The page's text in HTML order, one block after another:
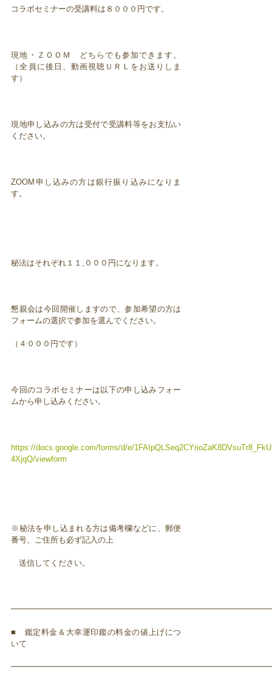
コラボセミナーの受講料は８０００円です。
現地・ＺＯＯＭ どちらでも参加できます。
（全員に後日、動画視聴ＵＲＬをお送りしま
す）
現地申し込みの方は受付で受講料等をお支払い
ください。
ZOOM申し込みの方は銀行振り込みになりま
す。
秘法はそれぞれ１１,０００円になります。
懇親会は今回開催しますので、参加希望の方は
フォームの選択で参加を選んでください。
（４０００円です）
今回のコラボセミナーは以下の申し込みフォー
ムから申し込みください。
https://docs.google.com/forms/d/e/
4XjqQ/viewform
※秘法を申し込まれる方は備考欄などに、郵便
番号、ご住所も必ず記入の上
送信してください。
■ 鑑定料金＆大幸運印鑑の料金の値上げにつ
いて